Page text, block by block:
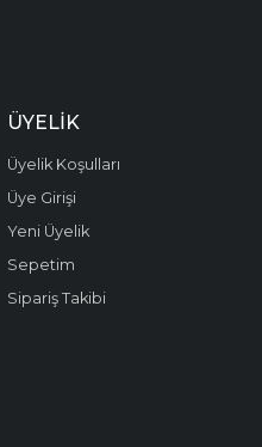
ÜYELIK
Üyelik Koşulları
Üye Girişi
Yeni Üyelik
Sepetim
Sipariş Takibi